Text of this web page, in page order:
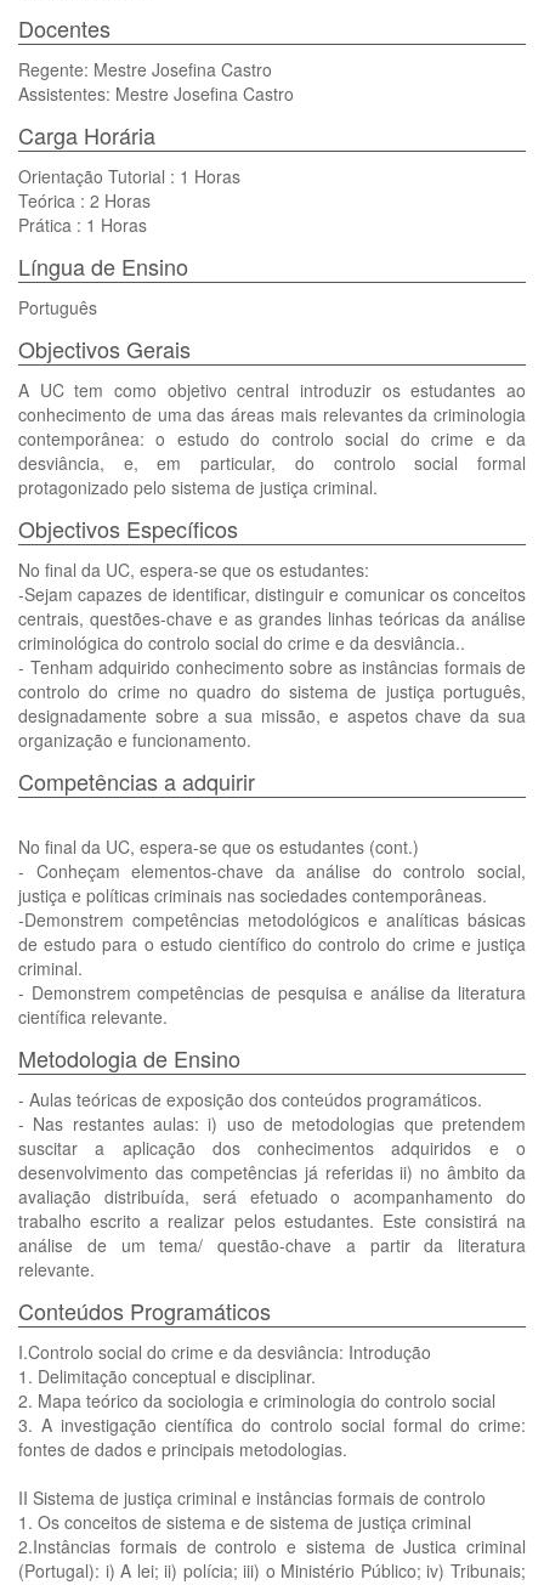
Docentes
Regente: Mestre Josefina Castro
Assistentes: Mestre Josefina Castro
Carga Horária
Orientação Tutorial : 1 Horas
Teórica : 2 Horas
Prática : 1 Horas
Língua de Ensino
Português
Objectivos Gerais
A UC tem como objetivo central introduzir os estudantes ao
conhecimento de uma das áreas mais relevantes da criminologia
contemporânea: o estudo do controlo social do crime e da
desviância, e, em particular, do controlo social formal
protagonizado pelo sistema de justiça criminal.
Objectivos Específicos
No final da UC, espera-se que os estudantes:
-Sejam capazes de identificar, distinguir e comunicar os conceitos
centrais, questões-chave e as grandes linhas teóricas da análise
criminológica do controlo social do crime e da desviância..
- Tenham adquirido conhecimento sobre as instâncias formais de
controlo do crime no quadro do sistema de justiça português,
designadamente sobre a sua missão, e aspetos chave da sua
organização e funcionamento.
Competências a adquirir
No final da UC, espera-se que os estudantes (cont.)
- Conheçam elementos-chave da análise do controlo social,
justiça e políticas criminais nas sociedades contemporâneas.
-Demonstrem competências metodológicos e analíticas básicas
de estudo para o estudo científico do controlo do crime e justiça
criminal.
- Demonstrem competências de pesquisa e análise da literatura
científica relevante.
Metodologia de Ensino
- Aulas teóricas de exposição dos conteúdos programáticos.
- Nas restantes aulas: i) uso de metodologias que pretendem
suscitar a aplicação dos conhecimentos adquiridos e o
desenvolvimento das competências já referidas ii) no âmbito da
avaliação distribuída, será efetuado o acompanhamento do
trabalho escrito a realizar pelos estudantes. Este consistirá na
análise de um tema/ questão-chave a partir da literatura
relevante.
Conteúdos Programáticos
I.Controlo social do crime e da desviância: Introdução
1. Delimitação conceptual e disciplinar.
2. Mapa teórico da sociologia e criminologia do controlo social
3. A investigação científica do controlo social formal do crime:
fontes de dados e principais metodologias.
II Sistema de justiça criminal e instâncias formais de controlo
1. Os conceitos de sistema e de sistema de justiça criminal
2.Instâncias formais de controlo e sistema de Justica criminal
(Portugal): i) A lei; ii) polícia; iii) o Ministério Público; iv) Tribunais;